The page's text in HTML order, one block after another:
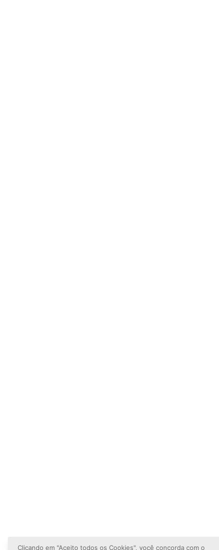
Clicando em "Aceito todos os Cookies", você concorda com o